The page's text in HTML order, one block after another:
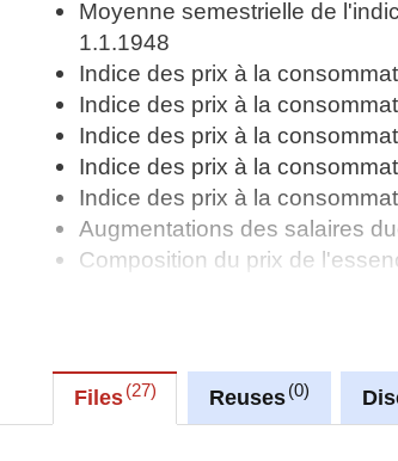
Moyenne semestrielle de
1.1.1948
Indice des prix à la
Indice des prix à la
Indice des prix à la
Indice des prix à la
Indice des prix à la
Augmentations des salaires
Composition du prix de
Composition du prix de
Composition du prix du gaz
Indice des prix à la
Files 27 Reuses 0